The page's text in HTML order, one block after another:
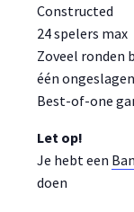
Constructed
24 spelers max
Zoveel ronden
één
Best-of-one
Let op!
Je hebt een
doen